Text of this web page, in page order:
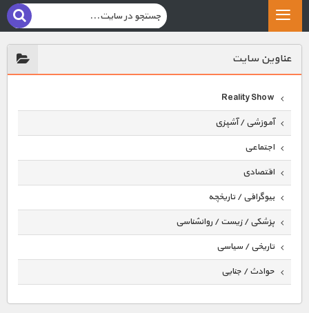
عناوين سايت
Reality Show
آموزشی / آشپزی
اجتماعی
اقتصادی
بیوگرافی / تاریخچه
پزشکی / زیست / روانشناسی
تاریخی / سیاسی
حوادث / جنایی